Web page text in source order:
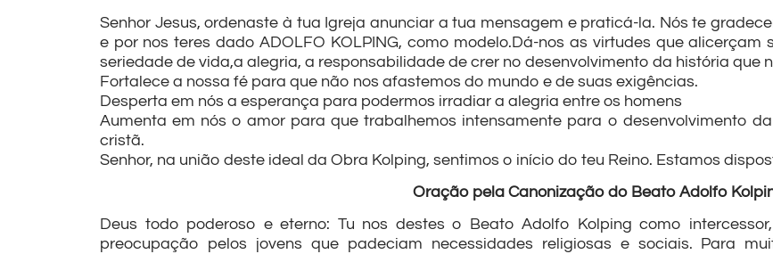
Senhor Jesus, ordenaste à tua Igreja anunciar a tua mensagem e praticá-la. Nós te
e por nos teres dado ADOLFO KOLPING, como modelo.Dá-nos as virtudes que
seriedade de vida,a alegria, a responsabilidade de crer no desenvolvimento da história que
Fortalece a nossa fé para que não nos afastemos do mundo e de suas exigências.
Desperta em nós a esperança para podermos irradiar a alegria entre os homens
Aumenta em nós o amor para que trabalhemos intensamente para o desenvolvimento
cristã.
Senhor, na união deste ideal da Obra Kolping, sentimos o início do teu Reino. Estamos
Oração pela Canonização do Beato Adolfo
Deus todo poderoso e eterno: Tu nos destes o Beato Adolfo Kolping como
preocupação pelos jovens que padeciam necessidades religiosas e sociais. Para